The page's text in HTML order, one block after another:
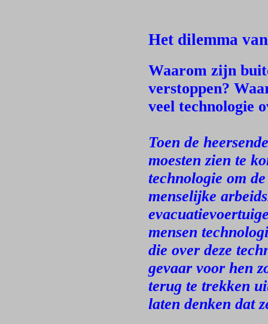
Het dilemma
Waarom zijn
verstoppen?
veel technologie
Toen de
moesten zien te
technologie om
menselijke
mensen
die over deze
gevaar voor hen
terug te trekken
laten denken dat